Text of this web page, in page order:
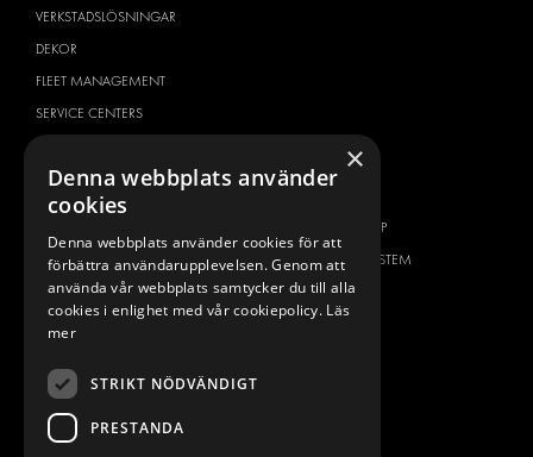
VERKSTADSLÖSNINGAR
DEKOR
FLEET MANAGEMENT
SERVICE CENTERS
BILMÄRKEN
DACIA
FIAT
IVECO
MAN
OM OSS
ONE-STOP-SHOP
OM MODUL-SYSTEM
BROSCHYRER
BILDGALLERI
×
Denna webbplats använder
cookies
Denna webbplats använder cookies för att
förbättra användarupplevelsen. Genom att
använda vår webbplats samtycker du till alla
cookies i enlighet med vår cookiepolicy. Läs
mer
STRIKT NÖDVÄNDIGT
PRESTANDA